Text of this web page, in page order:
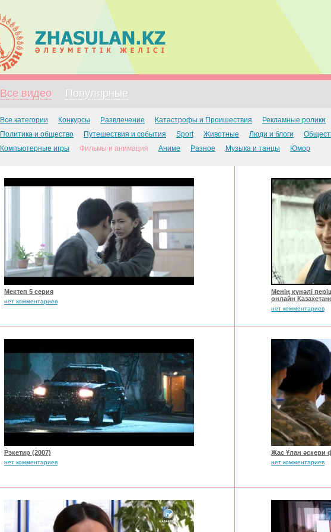
Все видео Популярные
Все категории Конкурсы Развлечение Катастрофы и Проишествия Рекламные ролики
Политика и общество
Путешествия и события Sport Животные Люди и блоги
Компьютерные игры
Фильмы и анимация Аниме Разное Музыка и танцы Юмор
Мектеп 5 серия
нет комментариев
Менің күнәлі
онлайн
нет комментариев
Рэкетир (2007)
нет комментариев
Жас Ұлан әскери
нет комментариев